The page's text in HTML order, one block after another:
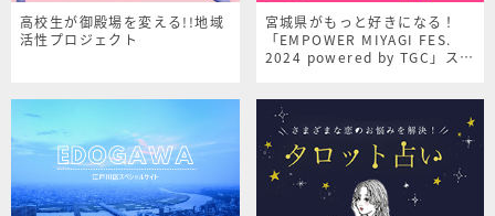
高校生が御殿場を変える!!地域
活性プロジェクト
宮城県がもっと好きになる！
「EMPOWER MIYAGI FES.
2024 powered by TGC」スペ